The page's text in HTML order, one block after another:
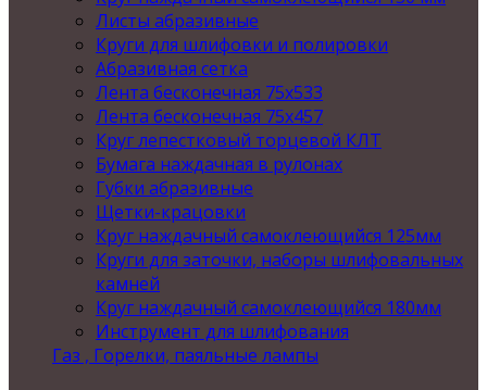
Листы абразивные
Круги для шлифовки и полировки
Абразивная сетка
Лента бесконечная 75х533
Лента бесконечная 75х457
Круг лепестковый торцевой КЛТ
Бумага наждачная в рулонах
Губки абразивные
Щетки-крацовки
Круг наждачный самоклеющийся 125мм
Круги для заточки, наборы шлифовальных
камней
Круг наждачный самоклеющийся 180мм
Инструмент для шлифования
Газ , Горелки, паяльные лампы